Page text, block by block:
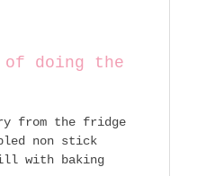
of doing the
from the fridge
non stick
with baking